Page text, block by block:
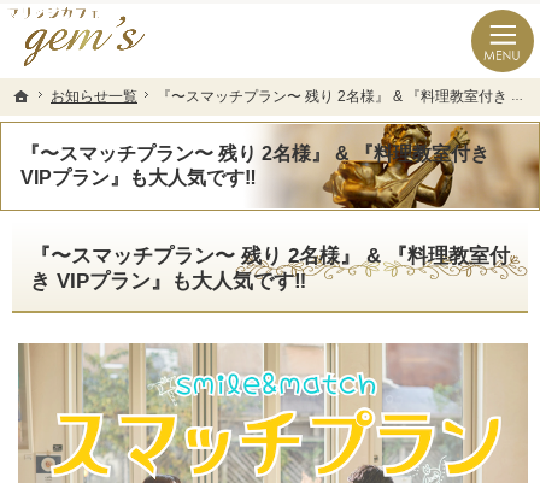
ホーム
お知らせ一覧 『〜スマッチプラン〜 残り 2名様』 & 『料理教室付き VIPプラン』も大人気です‼️
『〜スマッチプラン〜 残り 2名様』 & 『料理教室付き
VIPプラン』も大人気です‼️
長崎県の婚活なら結婚相談所のマリッジカフェgem’ｓ（ジェムズ）
長崎県長崎市の結婚相談所マリッジカフェgem's(ジェムズ)
『〜スマッチプラン〜 残り 2名様』 & 『料理教室付
き VIPプラン』も大人気です‼️
ホーム
お知らせ一覧 『〜スマッチプラン〜 残り 2名様』 & 『料理教室付き VIPプラン』も大人気です‼️